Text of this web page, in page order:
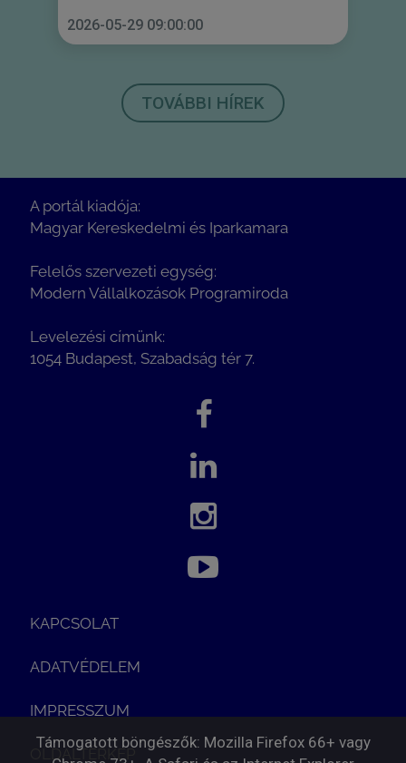
2026-05-29 09:00:00
TOVÁBBI HÍREK
A portál kiadója:
Magyar Kereskedelmi és Iparkamara
Felelős szervezeti egység:
Modern Vállalkozások Programiroda
Levelezési címünk:
1054 Budapest, Szabadság tér 7.
KAPCSOLAT
ADATVÉDELEM
IMPRESSZUM
OLDALTÉRKÉP
Támogatott böngészők: Mozilla Firefox 66+ vagy